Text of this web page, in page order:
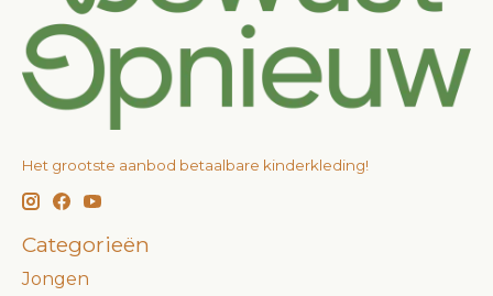
Het grootste aanbod betaalbare kinderkleding!
Categorieën
Jongen